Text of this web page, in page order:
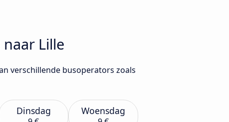
Lille
verschillende busoperators zoals
Dinsdag Woensdag